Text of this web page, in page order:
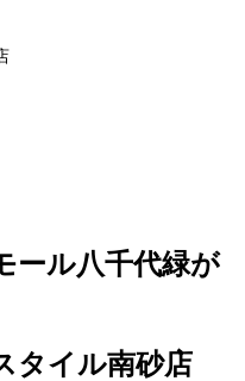
ール八千代緑が
タイル南砂店